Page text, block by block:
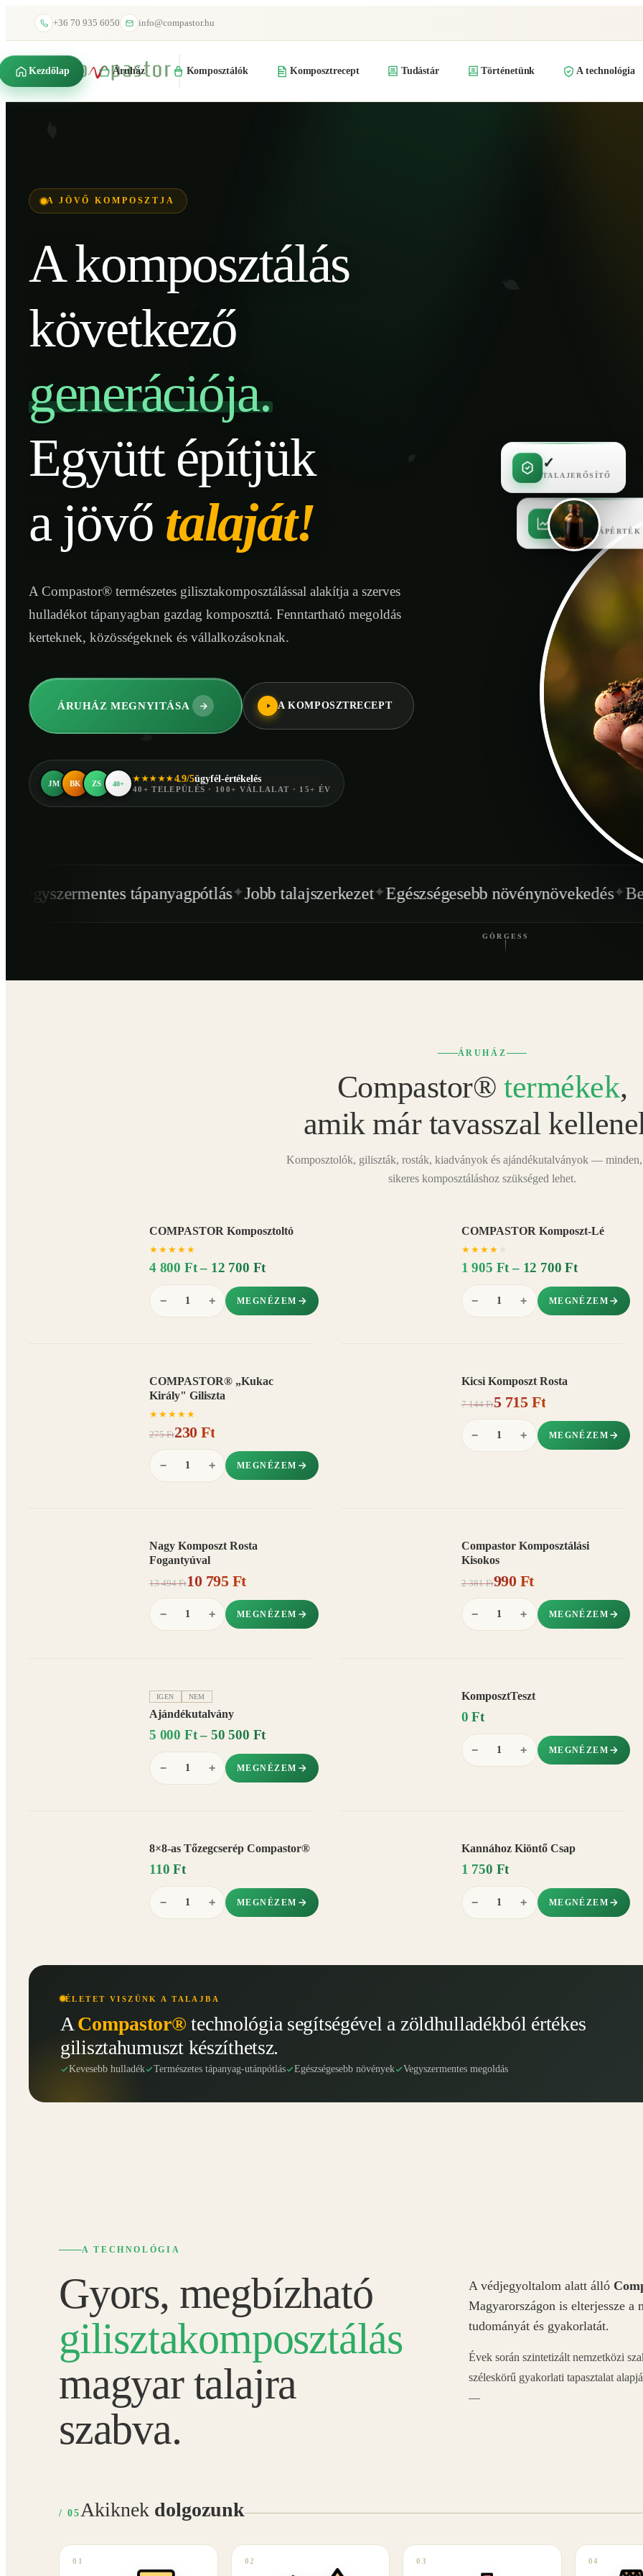
+36 70 935 6050 info@compastor.hu
Kezdőlap Áruház Komposztálók Komposztrecept Tudástár Történetünk A technológia
A JÖVŐ KOMPOSZTJA
A komposztálás
következő
generációja.
Együtt építjük
a jövő talaját!
A Compastor® természetes gilisztakomposztálással alakítja a szerves
hulladékot tápanyagban gazdag komposzttá. Fenntartható megoldás
kerteknek, közösségeknek és vállalkozásoknak.
ÁRUHÁZ MEGNYITÁSA A KOMPOSZTRECEPT
JM BK ZS 40+
★★★★★4.9/5ügyfél-értékelés
40+ TELEPÜLÉS · 100+ VÁLLALAT · 15+ ÉV
✓
MAGAS TÁPÉRTÉK
✓
TALAJERŐSÍTŐ
tápanyagpótlás✦Jobb talajszerkezet✦Egészségesebb növénynövekedés✦Beltéren is
GÖRGESS
ÁRUHÁZ
Compastor®termékek,
amik már tavasszal
Komposztolók, giliszták, rosták, kiadványok és ajándékutalványok — minden,
sikeres komposztáláshoz szükséged lehet.
COMPASTOR Komposztoltó
★ ★ ★ ★ ★
4 800 Ft – 12 700 Ft
− + MEGNÉZEM
COMPASTOR Komposzt-Lé
★ ★ ★ ★
1 905 Ft – 12 700 Ft
− + MEGNÉZEM
COMPASTOR® „Kukac
Király" Giliszta
★ ★ ★ ★ ★
275 Ft230 Ft
− + MEGNÉZEM
Kicsi Komposzt Rosta
7 144 Ft5 715 Ft
− + MEGNÉZEM
Nagy Komposzt Rosta
Fogantyúval
13 494 Ft10 795 Ft
− + MEGNÉZEM
Compastor Komposztálási
Kisokos
2 381 Ft990 Ft
− + MEGNÉZEM
IGEN NEM
Ajándékutalvány
5 000 Ft – 50 500 Ft
− + MEGNÉZEM
KomposztTeszt
0 Ft
− + MEGNÉZEM
8×8-as Tőzegcserép Compastor®
110 Ft
− + MEGNÉZEM
Kannához Kiöntő Csap
1 750 Ft
− + MEGNÉZEM
ÉLETET VISZÜNK A TALAJBA
A Compastor® technológia segítségével a zöldhulladékból értékes
gilisztahumuszt készíthetsz.
Kevesebb hulladék Természetes tápanyag-utánpótlás Egészségesebb növények Vegyszermentes megoldás
A TECHNOLÓGIA
Gyors, megbízható
gilisztakomposztálás
magyar talajra
szabva.
A védjegyoltalom alatt álló
Magyarországon is elterjessze a
tudományát és gyakorlatát.
Évek során szintetizált nemzetközi
széleskörű gyakorlati tapasztalat
—
/ 05 Akiknek dolgozunk
01 02 03 04